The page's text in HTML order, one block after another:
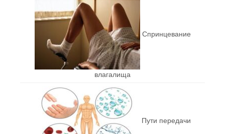
Спринцевание
влагалища
Пути передачи